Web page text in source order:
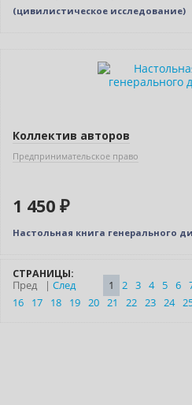
(цивилистическое исследование)
Коллектив авторов
Предпринимательское право
1 450 ₽
Настольная книга генерального
СТРАНИЦЫ:
Пред
| След 1 2 3 4 5 6
16
17 18 19 20 21 22 23 24